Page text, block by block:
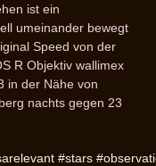
ist ein
umeinander bewegt
Speed von der
R Objektiv wallimex
in der Nähe von
nachts gegen 23
#stars